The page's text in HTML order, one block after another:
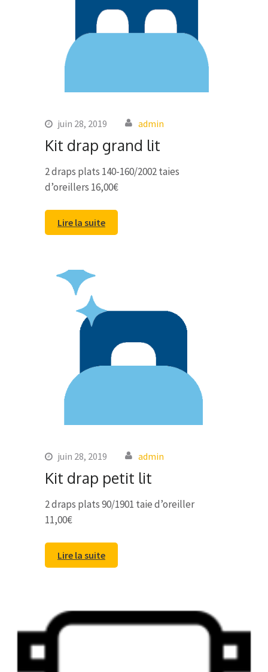
juin 28, 2019 admin
Kit drap grand lit
2 draps plats 140-160/2002 taies
d’oreillers 16,00€
Lire la suite
juin 28, 2019 admin
Kit drap petit lit
2 draps plats 90/1901 taie d’oreiller
11,00€
Lire la suite